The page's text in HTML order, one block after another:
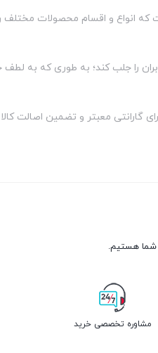
و اقسام محصولات مختلف را
را جلب کند؛ به طوری که به
گارانتی معبتر و تضمین
مشاوره تخصصی خرید